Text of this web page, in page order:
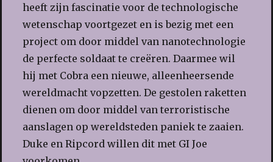
heeft zijn fascinatie voor de technologische
wetenschap voortgezet en is bezig met een
project om door middel van nanotechnologie
de perfecte soldaat te creëren. Daarmee wil
hij met Cobra een nieuwe, alleenheersende
wereldmacht vopzetten. De gestolen raketten
dienen om door middel van terroristische
aanslagen op wereldsteden paniek te zaaien.
Duke en Ripcord willen dit met GI Joe